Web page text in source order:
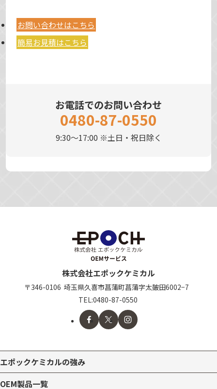
お問い合わせはこちら
簡易お見積はこちら
お電話でのお問い合わせ
0480-87-0550
9:30～17:00 ※土日・祝日除く
株式会社エポックケミカル
〒346-0106 埼玉県久喜市菖蒲町菖蒲字太皷田6002−7
TEL:0480-87-0550
エポックケミカルの強み
OEM製品一覧